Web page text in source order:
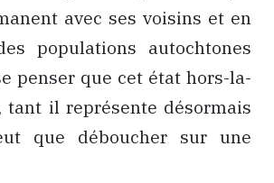
avec ses voisins et en
populations autochtones
penser que cet état hors-la-
il représente désormais
que déboucher sur une